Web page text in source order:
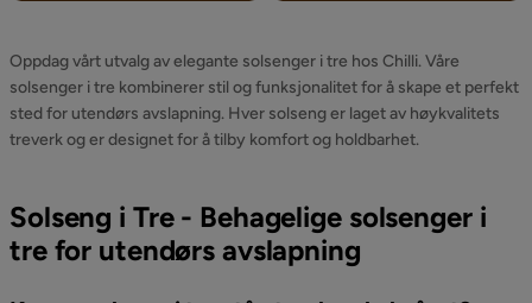
Oppdag vårt utvalg av elegante solsenger i tre hos Chilli. Våre
solsenger i tre kombinerer stil og funksjonalitet for å skape et perfekt
sted for utendørs avslapning. Hver solseng er laget av høykvalitets
treverk og er designet for å tilby komfort og holdbarhet.
Solseng i Tre - Behagelige solsenger i
tre for utendørs avslapning